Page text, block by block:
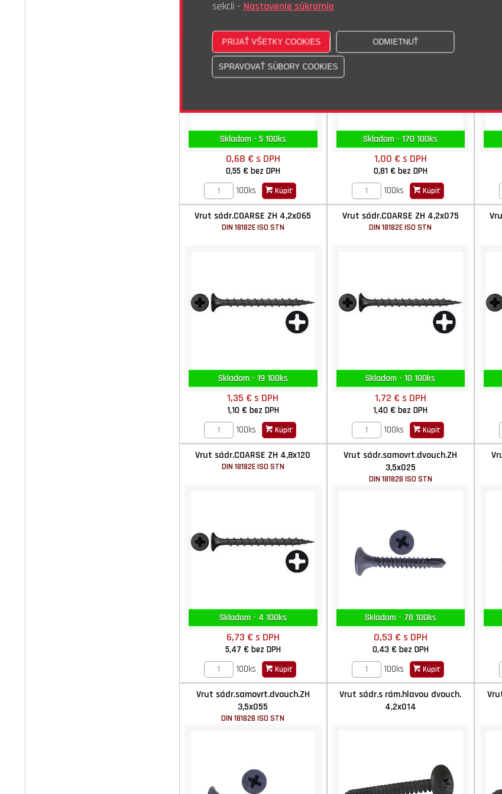
Skladom - 5 100ks
0,68 € s DPH
0,55 € bez DPH
100ks
Kúpiť
Skladom - 170 100ks
1,00 € s DPH
0,81 € bez DPH
100ks
Kúpiť
Vrut sádr.COARSE ZH 4,2x065
DIN 18182E ISO STN
Skladom - 19 100ks
1,35 €s DPH
1,10 € bez DPH
100ks
Kúpiť
Vrut sádr.COARSE ZH 4,2x075
DIN 18182E ISO STN
Skladom - 10 100ks
1,72 € s DPH
1,40 €bez DPH
100ks
Kúpiť
Vrut sádr.COARSE ZH 4,8x120
DIN 18182E ISO STN
Skladom - 4 100ks
6,73 € s DPH
5,47 € bez DPH
100ks
Kúpiť
Vrut sádr.samovrt.dvouch.ZH
3,5x025
DIN 18182B ISO STN
Skladom - 78 100ks
0,53 € s DPH
0,43 € bez DPH
100ks
Kúpiť
Vrut sádr.samovrt.dvouch.ZH
3,5x055
DIN 18182B ISO STN
Vrut sádr.s rám.hlavou dvouch.
4,2x014
sekcii - Nastavenie súkromia